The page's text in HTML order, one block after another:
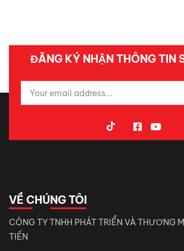
ĐĂNG KÝ NHẬN THÔNG TIN
VỀ CHÚNG TÔI
CÔNG TY TNHH PHÁT TRIỂN VÀ THƯƠNG
TIẾN